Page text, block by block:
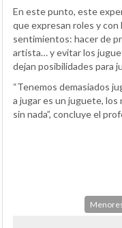
En este punto, este
que expresan roles y
sentimientos: hacer de
artista… y evitar los
dejan posibilidades para
“Tenemos demasiados
a jugar es un juguete, los
sin nada”, concluye el